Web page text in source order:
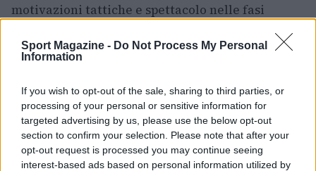
Sport Magazine - Do Not Process My Personal
Information
If you wish to opt-out of the sale, sharing to third parties, or
processing of your personal or sensitive information for
targeted advertising by us, please use the below opt-out
section to confirm your selection. Please note that after your
opt-out request is processed you may continue seeing
interest-based ads based on personal information utilized by
motivazioni tattiche e spettacolo nelle fasi
Oltre all’aspetto agonistico, l’appuntamento ha
pubblico si radunerà attorno al percorso e sul
colle Cidneo per assistere a uno spettacolo
notturno che unisce tecnica e passione. La
formula del circuito cittadino, la ripetizione